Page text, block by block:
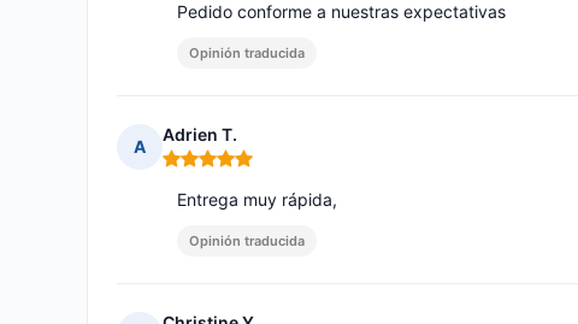
Pedido conforme a nuestras expectativas
Opinión traducida
A
Adrien T.
Nota: 5 de 5
Entrega muy rápida,
Opinión traducida